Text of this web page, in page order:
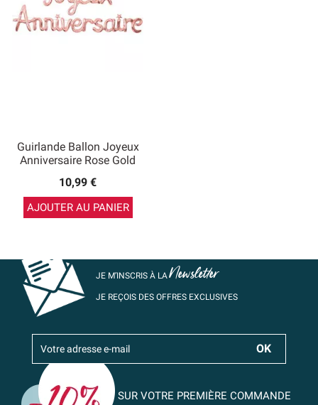
Guirlande Ballon Joyeux
Anniversaire Rose Gold
10,99 €
AJOUTER AU PANIER
JE M’INSCRIS À LANewsletter
JE REÇOIS DES OFFRES EXCLUSIVES
SUR VOTRE PREMIÈRE COMMANDE